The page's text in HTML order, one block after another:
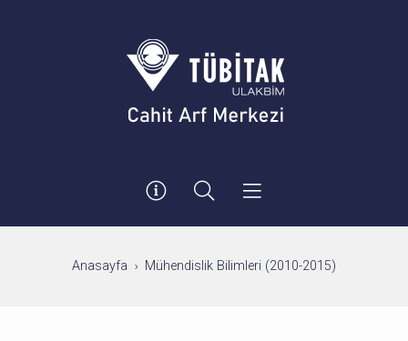
Anasayfa Mühendislik Bilimleri (2010-2015)